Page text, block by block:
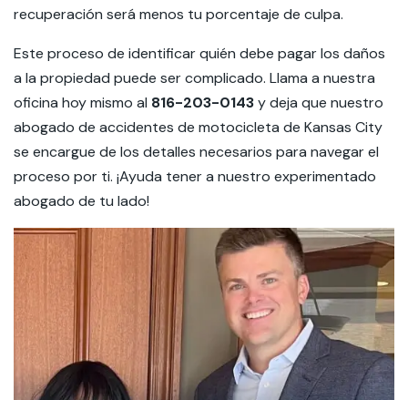
recuperación será menos tu porcentaje de culpa.
Este proceso de identificar quién debe pagar los daños
a la propiedad puede ser complicado. Llama a nuestra
oficina hoy mismo al 816-203-0143y deja que nuestro
abogado de accidentes de motocicleta de Kansas City
se encargue de los detalles necesarios para navegar el
proceso por ti. ¡Ayuda tener a nuestro experimentado
abogado de tu lado!